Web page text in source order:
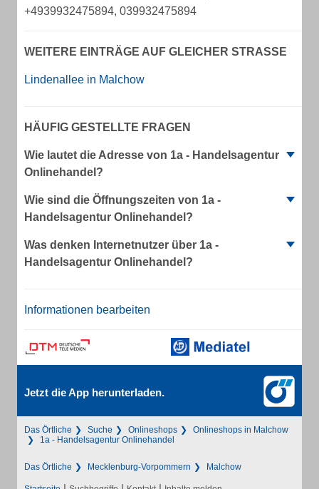
+4939932475894, 039932475894
WEITERE EINTRÄGE AUF GLEICHER STRASSE
Lindenallee in Malchow
HÄUFIG GESTELLTE FRAGEN
Wie lautet die Adresse von 1a - Handelsagentur
Onlinehandel?
Wie sind die Öffnungszeiten von 1a -
Handelsagentur Onlinehandel?
Was denken Internetnutzer über 1a -
Handelsagentur Onlinehandel?
Informationen bearbeiten
Jetzt die App herunterladen.
Das Örtliche Suche Onlineshops
Onlineshops in Malchow
1a - Handelsagentur Onlinehandel
Das Örtliche Mecklenburg-Vorpommern Malchow